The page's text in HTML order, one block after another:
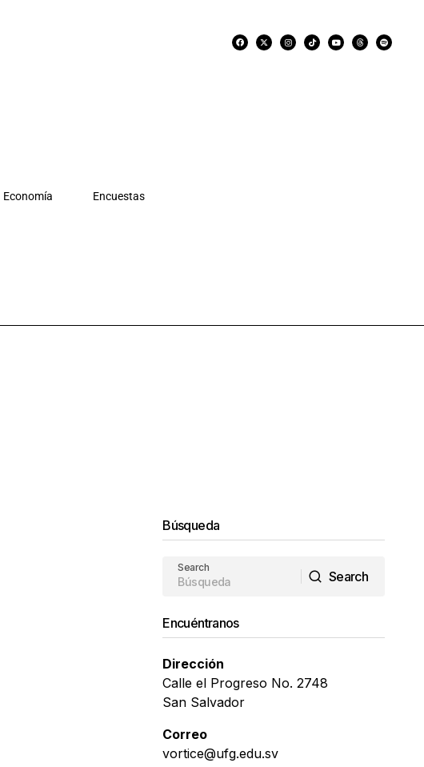
Economía
Encuestas
Búsqueda
Search
Search
Encuéntranos
Dirección
Calle el Progreso No. 2748
San Salvador
Correo
vortice@ufg.edu.sv